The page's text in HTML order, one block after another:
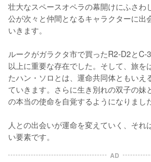
壮大なスペースオペラの幕開けにふさわ
公が次々と仲間となるキャラクターに出
いきます。
ルークがガラクタ市で買ったR2-D2とC-
以上に重要な存在でした。そして、旅を
たハン・ソロとは、運命共同体ともいえ
ていきます。さらに生き別れの双子の妹
の本当の使命を自覚するようになりました
人との出会いが運命を変えていく、それ
い要素です。
AD